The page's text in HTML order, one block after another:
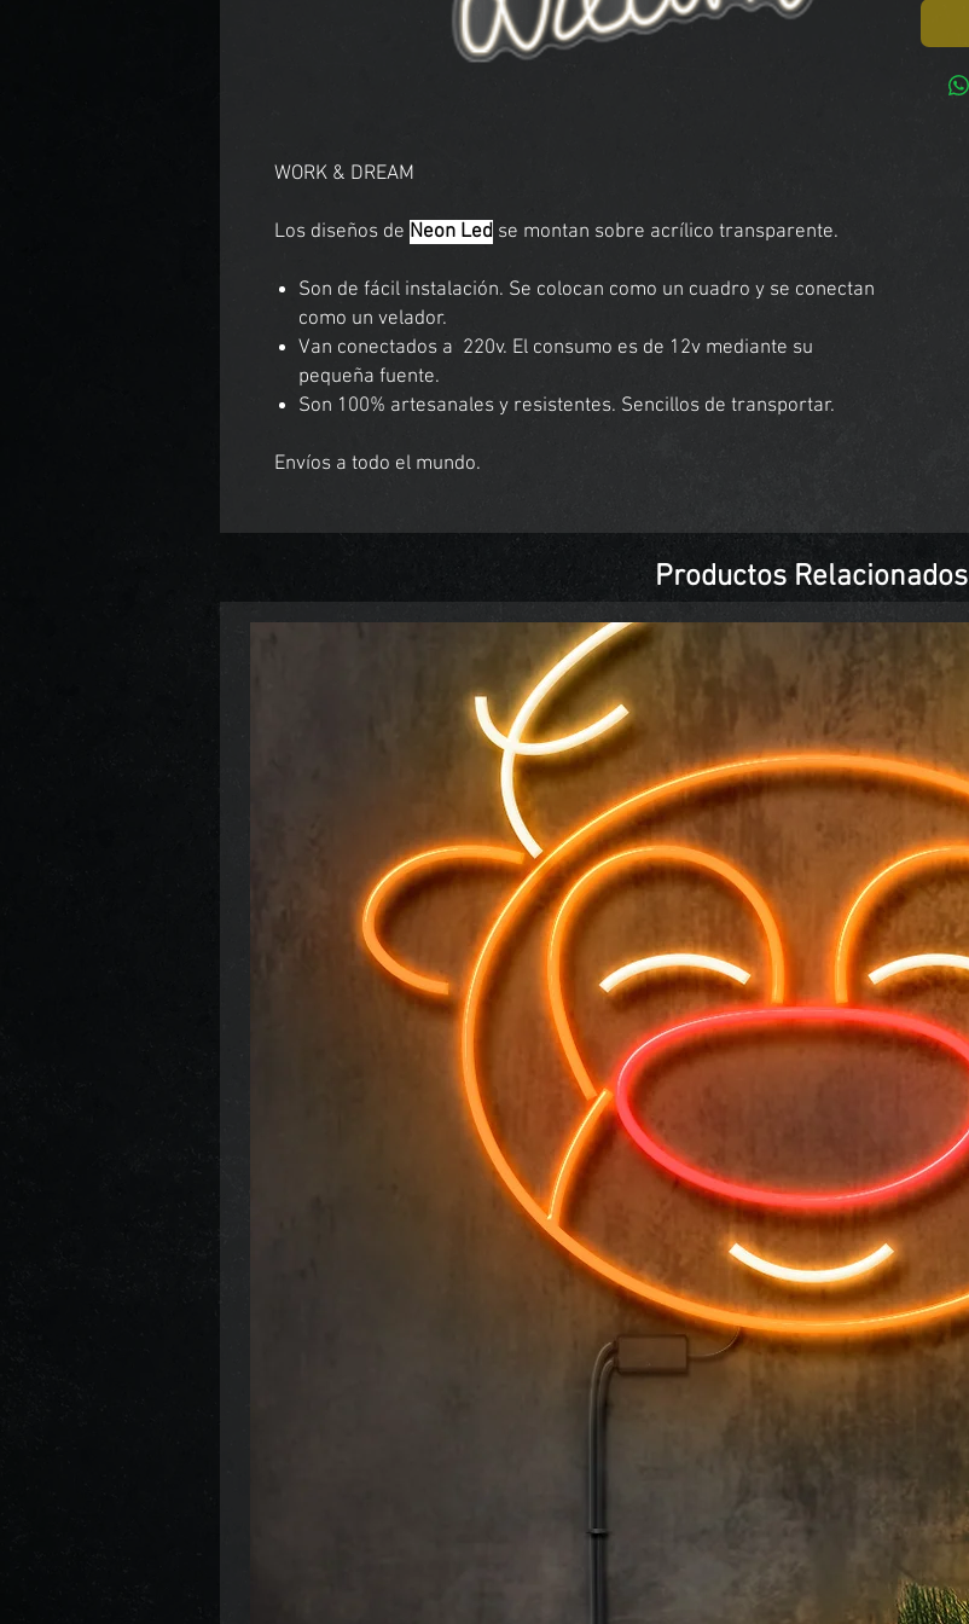
WORK & DREAM
Los diseños de Neon Led se montan sobre acrílico transparente.
Son de fácil instalación. Se colocan como un cuadro y se conectan
como un velador.
Van conectados a 220v. El consumo es de 12v mediante su
pequeña fuente.
Son 100% artesanales y resistentes. Sencillos de transportar.
Envíos a todo el mundo.
Productos Relacionados